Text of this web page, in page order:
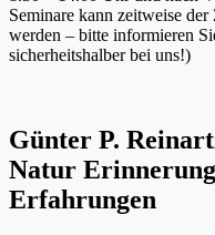
Seminare kann zeitweise
werden – bitte informieren
sicherheitshalber bei uns!)
Günter P.
Natur
Erfahrungen